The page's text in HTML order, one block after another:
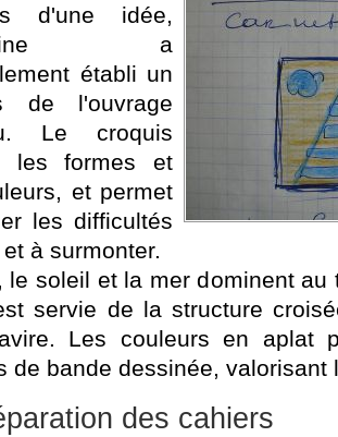
d'une idée,
a
établi un
de l'ouvrage
Le croquis
les formes et
et permet
les difficultés
à surmonter.
le soleil et la mer dominent
servie de la structure
Les couleurs en aplat
de bande dessinée, valorisant
des cahiers